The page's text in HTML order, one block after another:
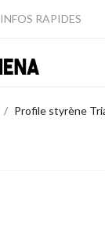
INFOS RAPIDES
Profile styrène